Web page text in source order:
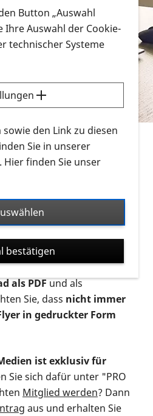
in verschiedenen
Sie nach Infonmaterial
bzw. herunterladen
dieErklärvideos zum
der PRO RETINA-Website
Menschen an.
sämtliches Infomaterial
um ausschließlich
Audios oder Videos zu
und Broschüren werden in
angeboten: zur
als gedruckte Variante
als PDFund als
Sie, dass nicht immer
in gedruckter Form
ist exklusiv für
Sie sich dafür unter "PRO
Mitglied werden? Dann
aus und erhalten Sie
Button „Auswahl
Ihre Auswahl der Cookie-
technischer Systeme
den Link zu diesen
Sie in unserer
. Hier finden Sie unser
bestätigen